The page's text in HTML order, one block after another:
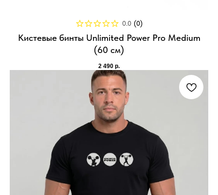
0.0 (0)
Кистевые бинты Unlimited Power Pro Medium
(60 см)
2 490 р.